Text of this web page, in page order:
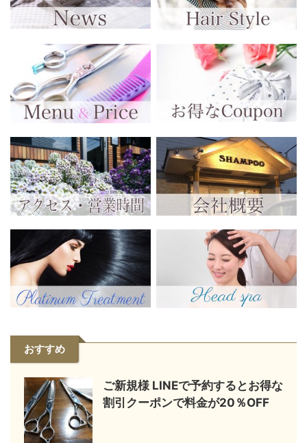
おすすめ
ご新規様 LINEで予約するとお得な
割引クーポンで料金が20％OFF